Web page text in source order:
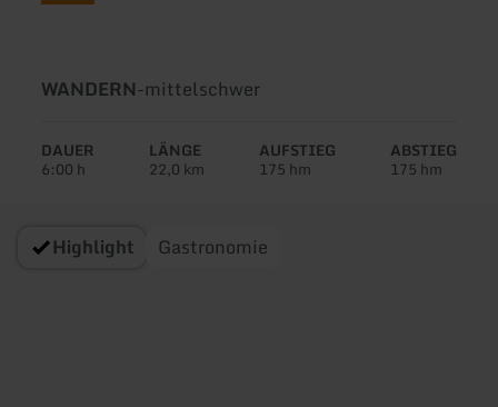
Art
Tour:
WANDERN-Schwierigkeit:
mittelschwer
DAUER
6:00 h
LÄNGE
22,0 km
AUFSTIEG
175 hm
ABSTIEG
175 hm
Highlight Gastronomie